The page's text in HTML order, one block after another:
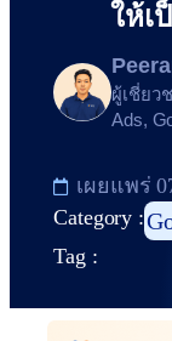
ให้เ
ผู้เชี่ยว
Ads,
เผยแพร่
Category :
Tag :